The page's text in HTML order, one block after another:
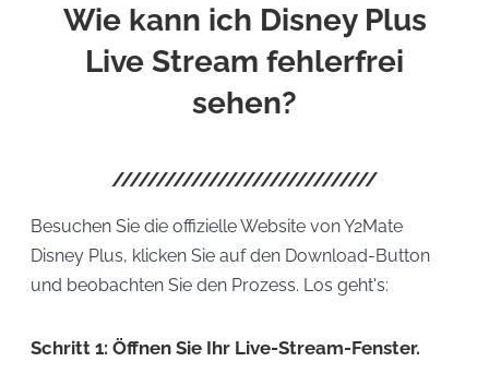
Wie kann ich Disney Plus
Live Stream fehlerfrei
sehen?
Besuchen Sie die offizielle Website von Y2Mate
Disney Plus, klicken Sie auf den Download-Button
und beobachten Sie den Prozess. Los geht's:
Schritt 1: Öffnen Sie Ihr Live-Stream-Fenster.